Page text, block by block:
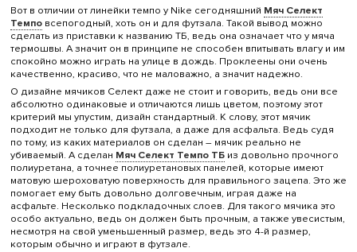
Вот в отличии от линейки темпо у Nike сегодняшний Мяч Селект
Темповсепогодный, хоть он и для футзала. Такой вывод можно
сделать из приставки к названию ТБ, ведь она означает что у мяча
термошвы. А значит он в принципе не способен впитывать влагу и им
спокойно можно играть на улице в дождь. Проклеены они очень
качественно, красиво, что не маловажно, а значит надежно.
О дизайне мячиков Селект даже не стоит и говорить, ведь они все
абсолютно одинаковые и отличаются лишь цветом, поэтому этот
критерий мы упустим, дизайн стандартный. К слову, этот мячик
подходит не только для футзала, а даже для асфальта. Ведь судя
по тому, из каких материалов он сделан – мячик реально не
убиваемый. А сделан Мяч Селект Темпо ТБиз довольно прочного
полиуретана, а точнее полиуретановых панелей, которые имеют
матовую шероховатую поверхность для правильного зацепа. Это же
помогает ему быть довольно долговечным, играя даже на
асфальте. Несколько подкладочных слоев. Для такого мячика это
особо актуально, ведь он должен быть прочным, а также увесистым,
несмотря на свой уменьшенный размер, ведь это 4-й размер,
которым обычно и играют в футзале.